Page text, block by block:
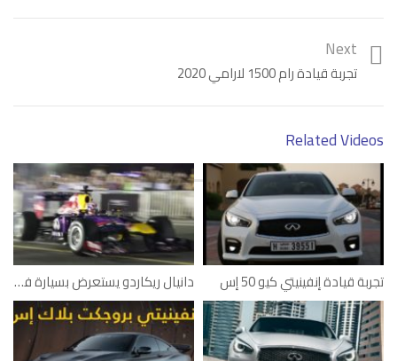
Category: فيديو
Next
تجربة قيادة رام 1500 لارامي 2020
Related Videos
دانيال ريكاردو يستعرض بسيارة فورمولا 1 في دبي تجربة قيادة إنفينيتي كيو 50 إس